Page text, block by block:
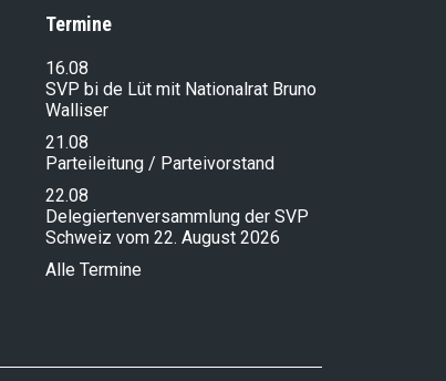
Termine
16.08
SVP bi de Lüt mit Nationalrat Bruno
Walliser
21.08
Parteileitung / Parteivorstand
22.08
Delegiertenversammlung der SVP
Schweiz vom 22. August 2026
Alle Termine